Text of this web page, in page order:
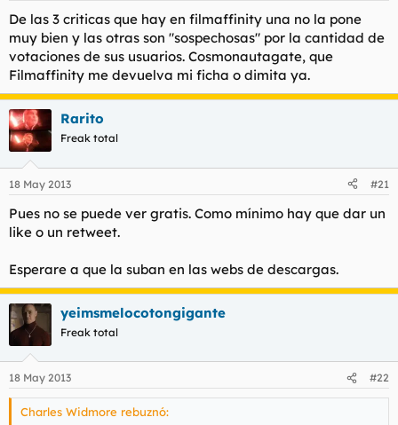
De las 3 criticas que hay en filmaffinity una no la pone
muy bien y las otras son "sospechosas" por la cantidad de
votaciones de sus usuarios. Cosmonautagate, que
Filmaffinity me devuelva mi ficha o dimita ya.
Rarito
Freak total
18 May 2013 #21
Pues no se puede ver gratis. Como mínimo hay que dar un
like o un retweet.
Esperare a que la suban en las webs de descargas.
yeimsmelocotongigante
Freak total
18 May 2013 #22
Charles Widmore rebuznó: